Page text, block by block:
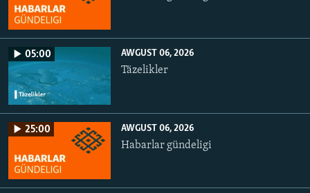
05:00 AWGUST 06, 2026
Täzelikler
25:00 AWGUST 06, 2026
Habarlar gündeligi